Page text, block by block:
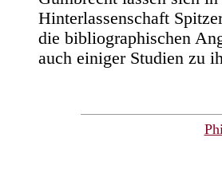
Hinterlassenschaft
die bibliographischen
auch einiger Studien zu